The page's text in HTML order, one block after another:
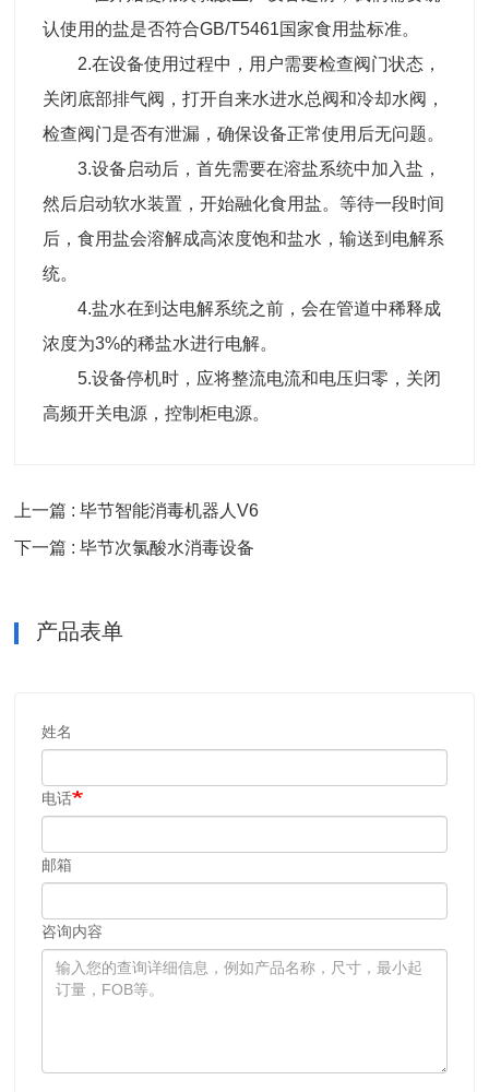
认使用的盐是否符合GB/T5461国家食用盐标准。
2.在设备使用过程中，用户需要检查阀门状态，
关闭底部排气阀，打开自来水进水总阀和冷却水阀，
检查阀门是否有泄漏，确保设备正常使用后无问题。
3.设备启动后，首先需要在溶盐系统中加入盐，
然后启动软水装置，开始融化食用盐。等待一段时间
后，食用盐会溶解成高浓度饱和盐水，输送到电解系
统。
4.盐水在到达电解系统之前，会在管道中稀释成
浓度为3%的稀盐水进行电解。
5.设备停机时，应将整流电流和电压归零，关闭
高频开关电源，控制柜电源。
上一篇 : 毕节智能消毒机器人V6
下一篇 : 毕节次氯酸水消毒设备
产品表单
姓名
电话
邮箱
咨询内容